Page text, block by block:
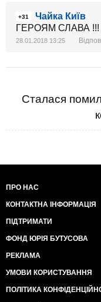
+31
Чайка Київ
ГЕРОЯМ СЛАВА !!!
28.01.2018 13:25
Сталася
ПРО НАС
КОНТАКТНА ІНФОРМАЦІЯ
ПІДТРИМАТИ
ФОНД ЮРІЯ БУТУСОВА
РЕКЛАМА
УМОВИ КОРИСТУВАННЯ
ПОЛІТИКА